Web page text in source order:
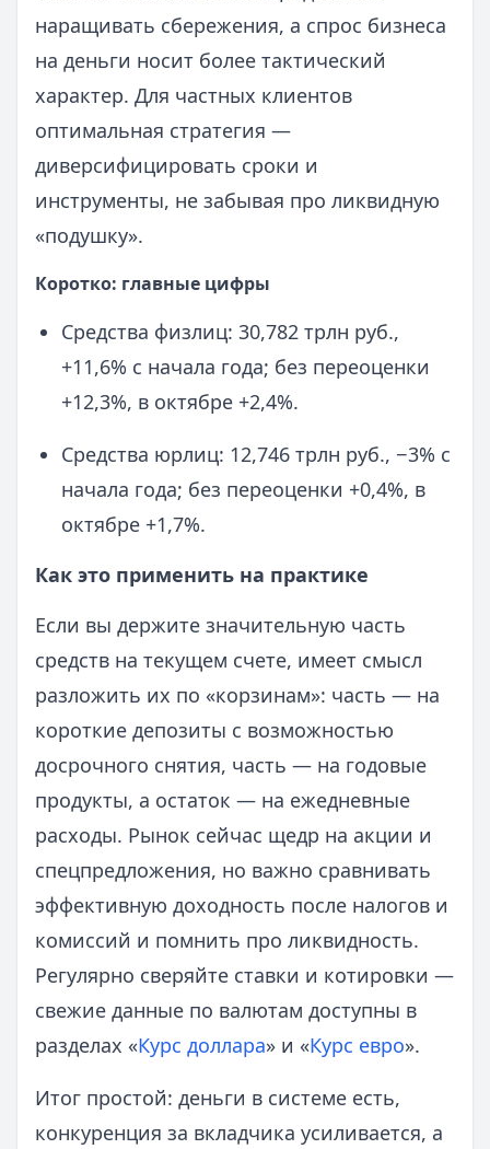
наращивать сбережения, а спрос бизнеса
на деньги носит более тактический
характер. Для частных клиентов
оптимальная стратегия —
диверсифицировать сроки и
инструменты, не забывая про ликвидную
«подушку».
Коротко: главные цифры
Средства физлиц: 30,782 трлн руб.,
+11,6% с начала года; без переоценки
+12,3%, в октябре +2,4%.
Средства юрлиц: 12,746 трлн руб., −3% с
начала года; без переоценки +0,4%, в
октябре +1,7%.
Как это применить на практике
Если вы держите значительную часть
средств на текущем счете, имеет смысл
разложить их по «корзинам»: часть — на
короткие депозиты с возможностью
досрочного снятия, часть — на годовые
продукты, а остаток — на ежедневные
расходы. Рынок сейчас щедр на акции и
спецпредложения, но важно сравнивать
эффективную доходность после налогов и
комиссий и помнить про ликвидность.
Регулярно сверяйте ставки и котировки —
свежие данные по валютам доступны в
разделах «Курс доллара» и «Курс евро».
Итог простой: деньги в системе есть,
конкуренция за вкладчика усиливается, а